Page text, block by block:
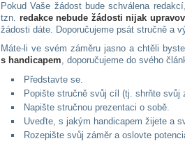
Pokud Vaše žádost bude schválena
tzn. redakce nebude žádosti nijak
žádosti dáte. Doporučujeme psát stručně a
Máte-li ve svém záměru jasno a chtěli
s handicapem, doporučujeme do svého
Představte se.
Popište stručně svůj cíl (tj. shrňte svůj
Napište stručnou prezentaci o sobě.
Uveďte, s jakým handicapem žijete a
Rozepište svůj záměr a oslovte